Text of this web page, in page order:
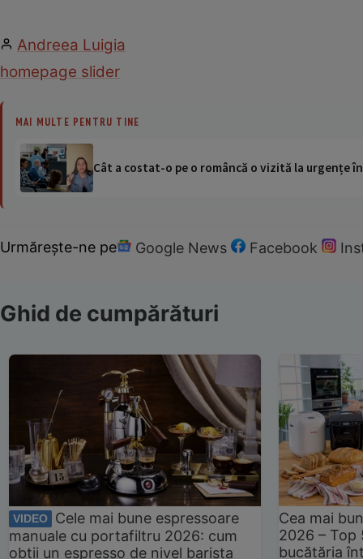
Andreea Luigia
homepage slider
MAI MULTE PENTRU TINE
Cât a costat-o pe o româncă o vizită la urgențe
Urmărește-ne pe Google News Facebook
Ghid de cumpărături
VIDEO
Cele mai bune espressoare
manuale cu portafiltru 2026: cum
obții un espresso de nivel barista
Cea mai
2026 –
bucătăria